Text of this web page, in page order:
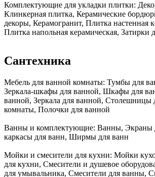
Комплектующие для укладки плитки:
Клинкерная плитка, Керамические
декоры, Керамогранит, Плитка настенная
Плитка напольная керамическая, Затирки
Сантехника
Мебель для ванной комнаты: Тумбы для
Зеркала-шкафы для ванной, Шкафы для
ванной, Зеркала для ванной, Столешницы
комнаты, Полочки для ванной
Ванны и комплектующие: Ванны, Экраны
каркасы для ванн, Ширмы для ванн
Мойки и смесители для кухни: Мойки
для кухни, Смесители и душевое
для умывальника, Смесители для ванны,